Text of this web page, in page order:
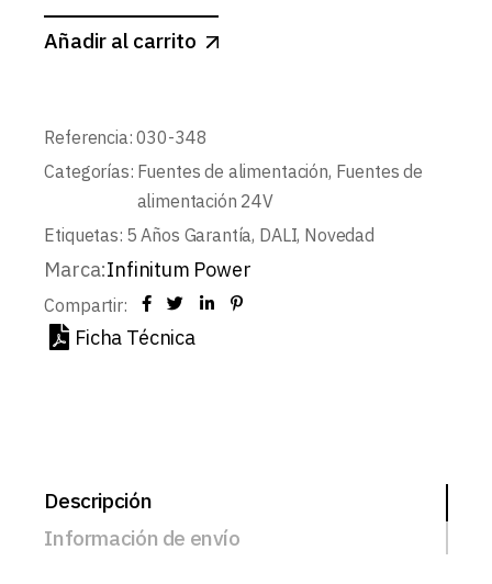
Añadir al carrito
Referencia: 030-348
Categorías: Fuentes de alimentación, Fuentes de
alimentación 24V
Etiquetas: 5 Años Garantía, DALI, Novedad
Marca:Infinitum Power
Compartir:
Ficha Técnica
Descripción
Información de envío